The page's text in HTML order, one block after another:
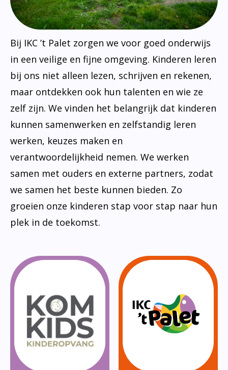
Bij IKC ’t Palet zorgen we voor goed onderwijs
in een veilige en fijne omgeving. Kinderen leren
bij ons niet alleen lezen, schrijven en rekenen,
maar ontdekken ook hun talenten en wie ze
zelf zijn. We vinden het belangrijk dat kinderen
kunnen samenwerken en zelfstandig leren
werken, keuzes maken en
verantwoordelijkheid nemen. We werken
samen met ouders en externe partners, zodat
we samen het beste kunnen bieden. Zo
groeien onze kinderen stap voor stap naar hun
plek in de toekomst.